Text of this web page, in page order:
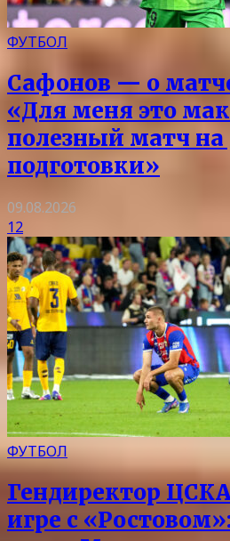
ФУТБОЛ
Сафонов — о
«Для меня это
полезный матч на
подготовки»
09.08.2026
12
ФУТБОЛ
Гендиректор
игре с